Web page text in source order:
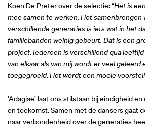
Koen De Preter over de selectie: “Het is
mee samen te werken. Het samenbrengen
verschillende generaties is iets wat in het
familiebanden weinig gebeurt. Dat is een
project. Iedereen is verschillend qua
van elkaar als van mij wordt er veel geleerd
toegegroeid. Het wordt een mooie
'Adagiae’ laat ons stilstaan bij eindigheid
en toekomst. Samen met de dansers gaat
naar verbondenheid over de generaties